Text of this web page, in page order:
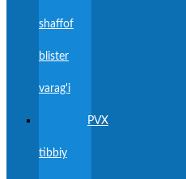
shaffof
blister
varag'i
PVX
tibbiy